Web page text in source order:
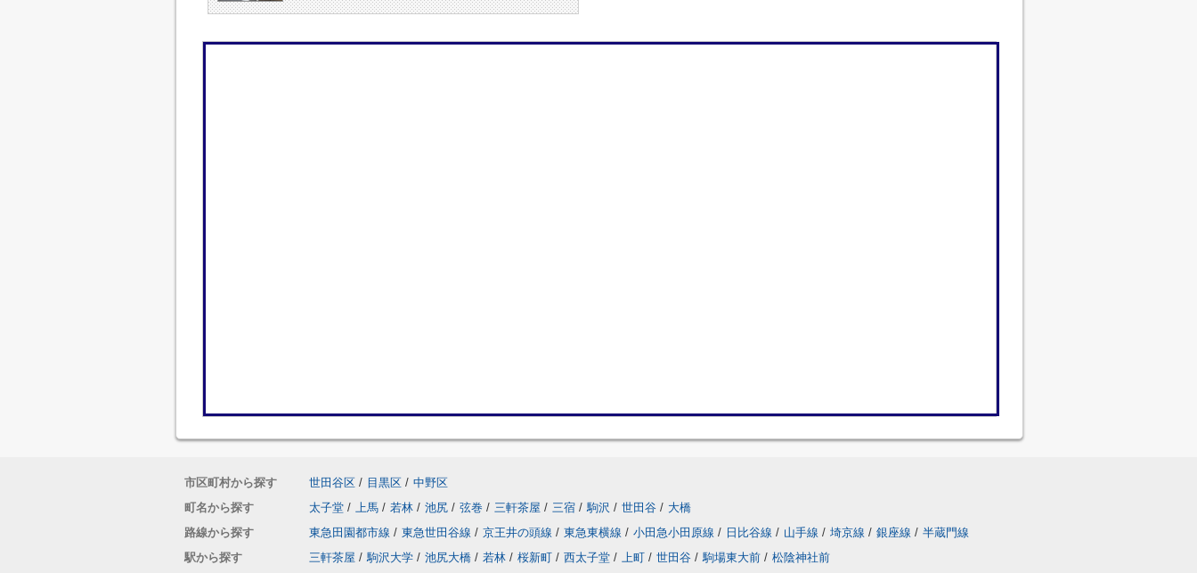
市区町村から探す 世田谷区 / 目黒区 / 中野区
町名から探す
太子堂 / 上馬 / 若林 / 池尻 / 弦巻 / 三軒茶屋 / 三宿 / 駒沢 / 世田谷 / 大橋
路線から探す
東急田園都市線 / 東急世田谷線 / 京王井の頭線 / 東急東横線 / 小田急小田原線 / 日比谷線 / 山手線 / 埼京線 / 銀座線 / 半蔵門線
駅から探す
三軒茶屋 / 駒沢大学 / 池尻大橋 / 若林 / 桜新町 / 西太子堂 / 上町 / 世田谷 / 駒場東大前 / 松陰神社前